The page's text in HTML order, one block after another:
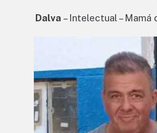
Dalva – Intelectual – Mamá